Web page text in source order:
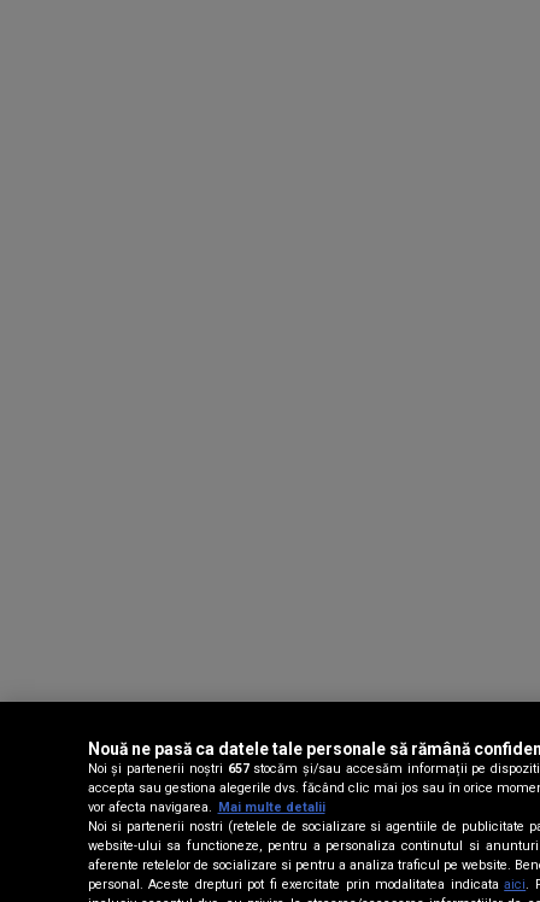
Nouă ne pasă ca datele tale personale să rămână
Noi și partenerii noștri 657stocăm și/sau accesăm informații pe
accepta sau gestiona alegerile dvs. făcând clic mai jos sau în orice
vor afecta navigarea.
Mai multe detalii
Noi si partenerii nostri (retelele de socializare si agentiile de
website-ului sa functioneze, pentru a personaliza continutul si
aferente retelelor de socializare si pentru a analiza traficul pe website.
personal. Aceste drepturi pot fi exercitate prin modalitatea indicataaici.